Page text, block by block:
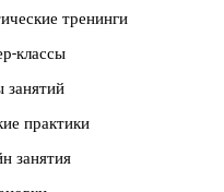
тренинги
классы
занятий
практики
занятия